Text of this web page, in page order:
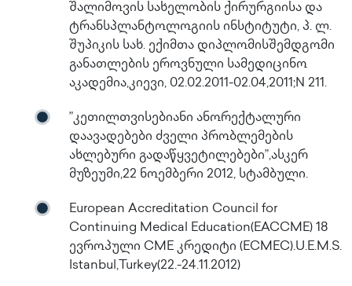
შალიმოვის სახელობის ქირურგიისა და
ტრანსპლანტოლოგიის ინსტიტუტი, პ. ლ.
შუპიკის სახ. ექიმთა დიპლომისშემდგომი
განათლების ეროვნული სამედიცინო
აკადემია,კიევი, 02.02.2011-02.04,2011;N 211.
”კეთილთვისებიანი ანორექტალური
დაავადებები ძველი პრობლემების
ახლებური გადაწყვეტილებები”,ასკერ
მუზეუმი,22 ნოემბერი 2012, სტამბული.
European Accreditation Council for
Continuing Medical Education(EACCME) 18
ევროპული CME კრედიტი (ECMEC).U.E.M.S.
Istanbul,Turkey(22.-24.11.2012)